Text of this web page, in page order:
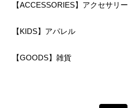
【ACCESSORIES】アクセサリー
【KIDS】アパレル
【GOODS】雑貨